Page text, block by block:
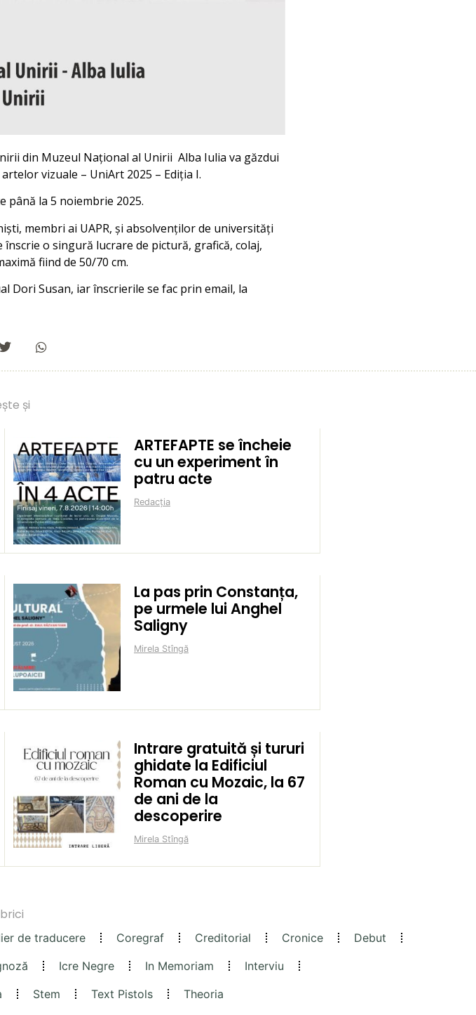
din Muzeul Național al Unirii Alba Iulia va găzdui
vizuale – UniArt 2025 – Ediția I.
până la 5 noiembrie 2025.
membri ai UAPR, și absolvenților de universități
o singură lucrare de pictură, grafică, colaj,
fiind de 50/70 cm.
Dori Susan, iar înscrierile se fac prin email, la
și
ARTEFAPTE se încheie
cu un experiment în
patru acte
Redacția
La pas prin Constanța,
pe urmele lui Anghel
Saligny
Mirela Stîngă
Intrare gratuită și tururi
ghidate la Edificiul
Roman cu Mozaic, la 67
de ani de la
descoperire
Mirela Stîngă
de traducere Coregraf Creditorial Cronice
Debut
Icre Negre In Memoriam
Interviu
Stem Text Pistols Theoria